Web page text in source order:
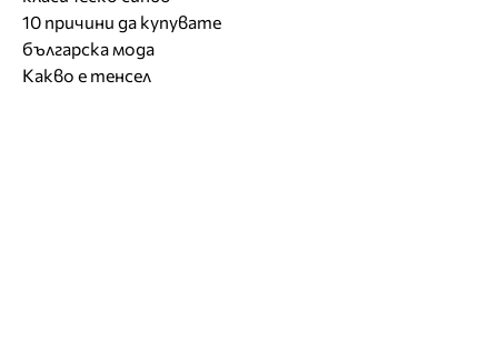
10 причини да купувате
българска мода
Какво е тенсел